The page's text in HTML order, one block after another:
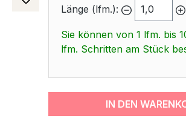
Länge (lfm.):
Sie können von 1 lfm. bis
lfm. Schritten am Stück
IN DEN